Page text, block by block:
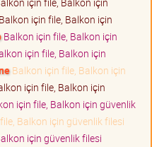
için file, Balkon için
Balkon için file, Balkon için
için file, Balkon için
Balkon için file, Balkon için
için file, Balkon için
için file, Balkon için güvenlik
Balkon için güvenlik filesi
için güvenlik filesi